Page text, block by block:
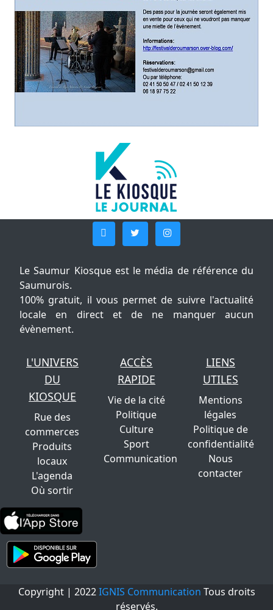
Le Saumur Kiosque est le média de référence du
Saumurois.
100% gratuit, il vous permet de suivre l'actualité
locale en direct et de ne manquer aucun
évènement.
L'UNIVERS
DU
KIOSQUE
Rue des
commerces
Produits
locaux
L'agenda
Où sortir
ACCÈS
RAPIDE
Vie de la cité
Politique
Culture
Sport
Communication
LIENS
UTILES
Mentions
légales
Politique de
confidentialité
Nous
contacter
Copyright | 2022IGNIS Communication Tous droits
réservés.